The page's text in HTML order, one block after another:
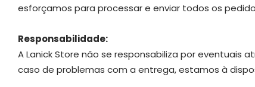
esforçamos para processar e enviar todos os
Responsabilidade:
A Lanick Store não se responsabiliza por eventuais
caso de problemas com a entrega, estamos à